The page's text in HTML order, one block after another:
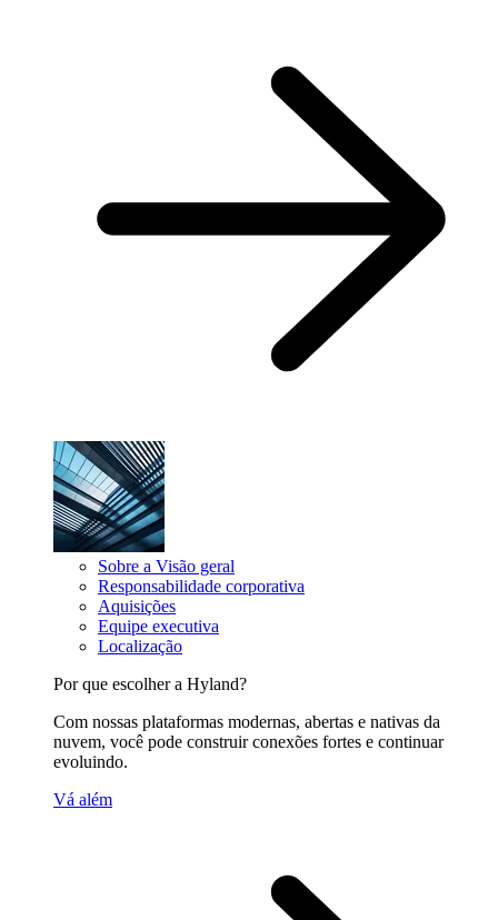
Sobre a Visão geral
Responsabilidade corporativa
Aquisições
Equipe executiva
Localização
Por que escolher a Hyland?
Com nossas plataformas modernas, abertas e nativas da
nuvem, você pode construir conexões fortes e continuar
evoluindo.
Vá além